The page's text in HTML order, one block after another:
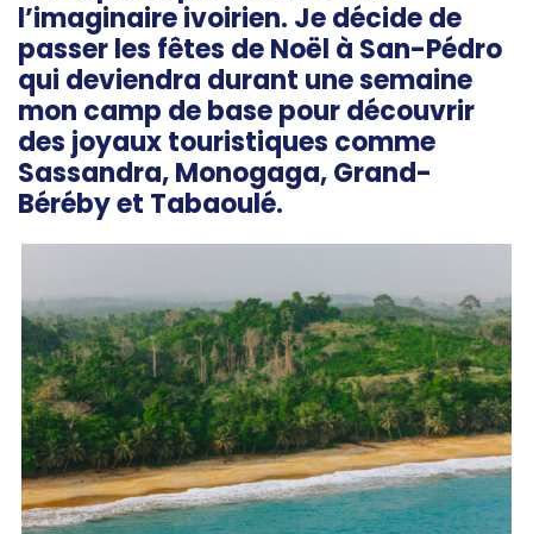
l’imaginaire ivoirien. Je décide de
passer les fêtes de Noël à San-Pédro
qui deviendra durant une semaine
mon camp de base pour découvrir
des joyaux touristiques comme
Sassandra, Monogaga, Grand-
Béréby et Tabaoulé.